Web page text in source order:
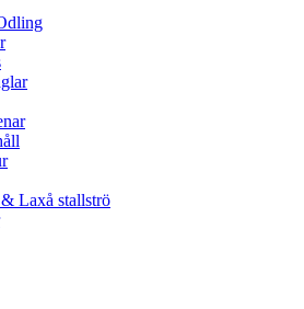
Laxå stallströ